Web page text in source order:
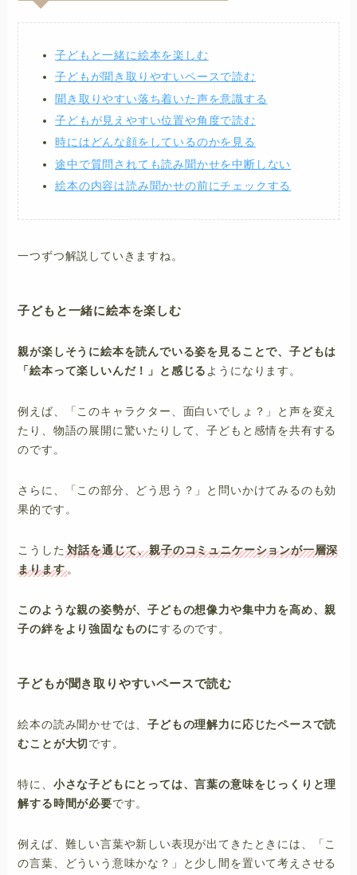
子どもと一緒に絵本を楽しむ
子どもが聞き取りやすいペースで読む
聞き取りやすい落ち着いた声を意識する
子どもが見えやすい位置や角度で読む
時にはどんな顔をしているのかを見る
途中で質問されても読み聞かせを中断しない
絵本の内容は読み聞かせの前にチェックする
一つずつ解説していきますね。
子どもと一緒に絵本を楽しむ
親が楽しそうに絵本を読んでいる姿を見ることで、子どもは
「絵本って楽しいんだ！」と感じる ようになります。
例えば、「このキャラクター、面白いでしょ？」と声を変え
たり、物語の展開に驚いたりして、子どもと感情を共有する
のです。
さらに、「この部分、どう思う？」と問いかけてみるのも効
果的です。
こうした 対話を通じて、親子のコミュニケーションが一層深
まります。
このような親の姿勢が、子どもの想像力や集中力を高め、親
子の絆をより強固なものにするのです。
子どもが聞き取りやすいペースで読む
絵本の読み聞かせでは、子どもの理解力に応じたペースで読
むことが大切 です。
特に、 小さな子どもにとっては、言葉の意味をじっくりと理
解する時間が必要です。
例えば、難しい言葉や新しい表現が出てきたときには、「こ
の言葉、どういう意味かな？」と少し間を置いて考えさせる